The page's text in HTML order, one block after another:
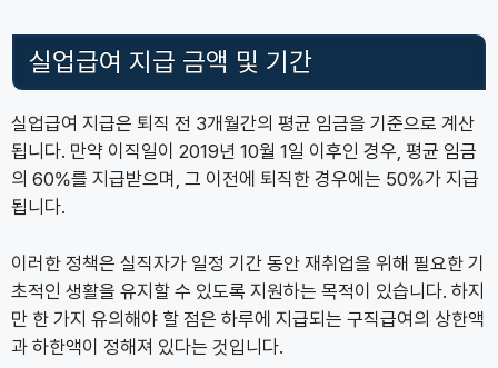
실업급여 지급 금액 및 기간
실업급여 지급은 퇴직 전 3개월간의 평균 임금을 기준으로 계산
됩니다. 만약 이직일이 2019년 10월 1일 이후인 경우, 평균 임금
의 60%를 지급받으며, 그 이전에 퇴직한 경우에는 50%가 지급
됩니다.
이러한 정책은 실직자가 일정 기간 동안 재취업을 위해 필요한 기
초적인 생활을 유지할 수 있도록 지원하는 목적이 있습니다. 하지
만 한 가지 유의해야 할 점은 하루에 지급되는 구직급여의 상한액
과 하한액이 정해져 있다는 것입니다.